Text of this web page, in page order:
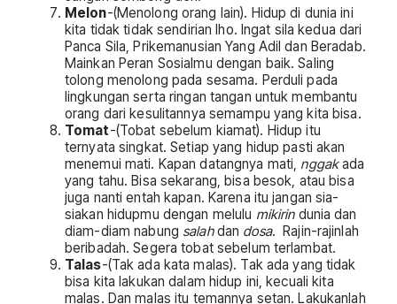
Melon-(Menolong orang lain). Hidup di dunia ini
kita tidak tidak sendirian lho. Ingat sila kedua dari
Panca Sila, Prikemanusian Yang Adil dan Beradab.
Mainkan Peran Sosialmu dengan baik. Saling
tolong menolong pada sesama. Perduli pada
lingkungan serta ringan tangan untuk membantu
orang dari kesulitannya semampu yang kita bisa.
Tomat-(Tobat sebelum kiamat). Hidup itu
ternyata singkat. Setiap yang hidup pasti akan
menemui mati. Kapan datangnya mati, nggakada
yang tahu. Bisa sekarang, bisa besok, atau bisa
juga nanti entah kapan. Karena itu jangan sia-
siakan hidupmu dengan melulu mikirindunia dan
diam-diam nabung salahdan dosa. Rajin-rajinlah
beribadah. Segera tobat sebelum terlambat.
Talas-(Tak ada kata malas). Tak ada yang tidak
bisa kita lakukan dalam hidup ini, kecuali kita
malas. Dan malas itu temannya setan. Lakukanlah